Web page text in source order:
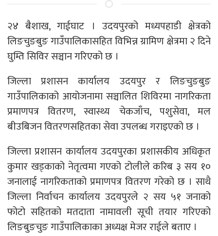
२४ बैशाख, गाईघाट । उदयपुरको मध्यपहाडी क्षेत्रको
लिङचुङबुङ गाउँपालिकासहित विभिन्न ग्रामिण क्षेत्रमा २ दिने
घुम्ति सिविर सञ्चान गरिएको छ ।
जिल्ला प्रशासन कार्यालय उदयपुर र लिङचुङबुङ
गाउँपालिकाको आयोजनामा सञ्चालित शिविरमा नागरिकता
प्रमाणपत्र वितरण, स्वास्थ्य चेकजाँच, पशुसेवा, मल
बीउबिजन वितरणसहितका सेवा उपलब्ध गराइएको छ ।
जिल्ला प्रशासन कार्यालय उदयपुरका प्रशासकीय अधिकृत
कुमार खड्काको नेतृत्वमा गएको टोलीले करिब ३ सय १०
जनालाई नागरिकताको प्रमाणपत्र वितरण गरेको छ । साथै
जिल्ला निर्वाचन कार्यालय उदयपुरले २ सय ५१ जनाको
फोटो सहितको मतदाता नामावली सूची तयार गरिएको
लिङबुङचुङ गाउँपालिकाका अध्यक्ष मेजर राईले बताए ।